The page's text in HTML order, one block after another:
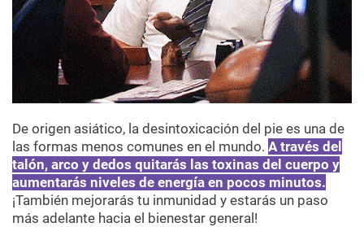
De origen asiático, la desintoxicación del pie es una de
las formas menos comunes en el mundo. A través del
talón, arco y dedos quitarás las toxinas del cuerpo y
aumentarás niveles de energía en pocos minutos.
¡También mejorarás tu inmunidad y estarás un paso
más adelante hacia el bienestar general!